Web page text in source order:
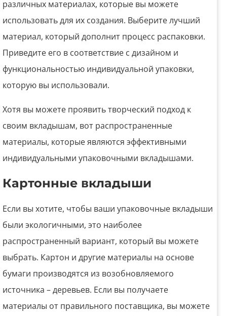
различных материалах, которые вы можете
использовать для их создания. Выберите лучший
материал, который дополнит процесс распаковки.
Приведите его в соответствие с дизайном и
функциональностью индивидуальной упаковки,
которую вы использовали.
Хотя вы можете проявить творческий подход к
своим вкладышам, вот распространенные
материалы, которые являются эффективными
индивидуальными упаковочными вкладышами.
Картонные вкладыши
Если вы хотите, чтобы ваши упаковочные вкладыши
были экологичными, это наиболее
распространенный вариант, который вы можете
выбрать. Картон и другие материалы на основе
бумаги производятся из возобновляемого
источника – деревьев. Если вы получаете
материалы от правильного поставщика, вы можете